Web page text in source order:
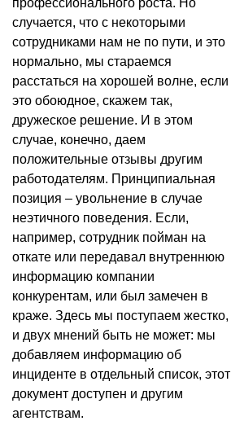
профессионального роста. Но
случается, что с некоторыми
сотрудниками нам не по пути, и это
нормально, мы стараемся
расстаться на хорошей волне, если
это обоюдное, скажем так,
дружеское решение. И в этом
случае, конечно, даем
положительные отзывы другим
работодателям. Принципиальная
позиция – увольнение в случае
неэтичного поведения. Если,
например, сотрудник пойман на
откате или передавал внутреннюю
информацию компании
конкурентам, или был замечен в
краже. Здесь мы поступаем жестко,
и двух мнений быть не может: мы
добавляем информацию об
инциденте в отдельный список, этот
документ доступен и другим
агентствам.